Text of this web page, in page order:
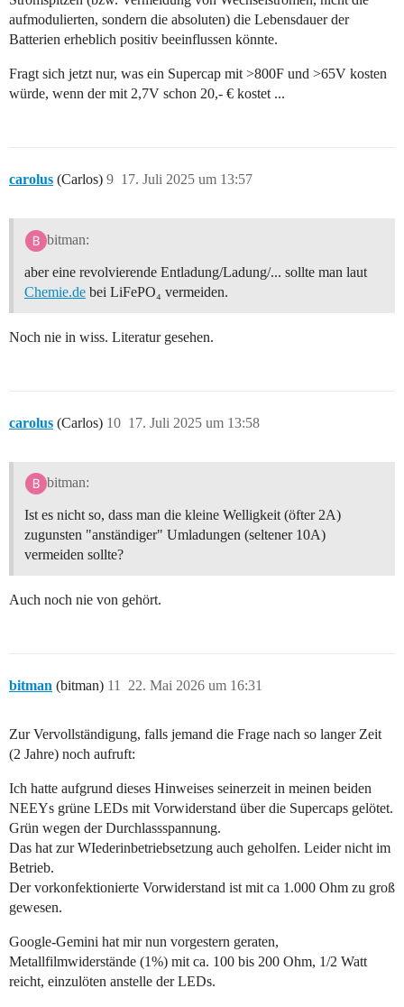
aufmodulierten, sondern die absoluten) die Lebensdauer der
Batterien erheblich positiv beeinflussen könnte.
Fragt sich jetzt nur, was ein Supercap mit >800F und >65V kosten
würde, wenn der mit 2,7V schon 20,- € kostet ...
carolus (Carlos) 17. Juli 2025 um 13:57
9
bitman:
aber eine revolvierende Entladung/Ladung/... sollte man laut
Chemie.de bei LiFePO₄ vermeiden.
Noch nie in wiss. Literatur gesehen.
carolus (Carlos) 17. Juli 2025 um 13:58
10
bitman:
Ist es nicht so, dass man die kleine Welligkeit (öfter 2A)
zugunsten "anständiger" Umladungen (seltener 10A)
vermeiden sollte?
Auch noch nie von gehört.
bitman (bitman) 22. Mai 2026 um 16:31
11
Zur Vervollständigung, falls jemand die Frage nach so langer Zeit
(2 Jahre) noch aufruft:
Ich hatte aufgrund dieses Hinweises seinerzeit in meinen beiden
NEEYs grüne LEDs mit Vorwiderstand über die Supercaps gelötet.
Grün wegen der Durchlassspannung.
Das hat zur WIederinbetriebsetzung auch geholfen. Leider nicht im
Betrieb.
Der vorkonfektionierte Vorwiderstand ist mit ca 1.000 Ohm zu groß
gewesen.
Google-Gemini hat mir nun vorgestern geraten,
Metallfilmwiderstände (1%) mit ca. 100 bis 200 Ohm, 1/2 Watt
reicht, einzulöten anstelle der LEDs.